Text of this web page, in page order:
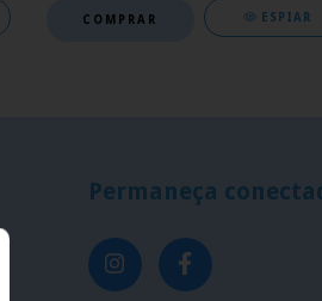
ESPIAR
Permaneça